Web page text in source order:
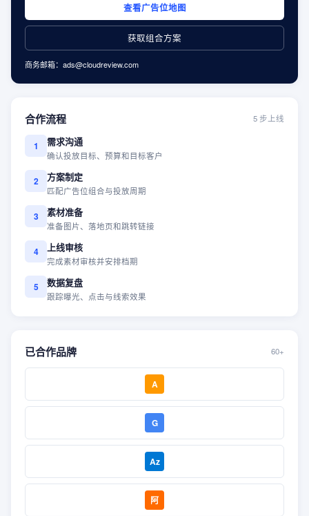
查看广告位地图
获取组合方案
商务邮箱： ads@cloudreview.com
合作流程 5 步上线
1 需求沟通
确认投放目标、预算和目标客户
2 方案制定
匹配广告位组合与投放周期
3 素材准备
准备图片、落地页和跳转链接
4 上线审核
完成素材审核并安排档期
5 数据复盘
跟踪曝光、点击与线索效果
已合作品牌 60+
A
G
Az
阿